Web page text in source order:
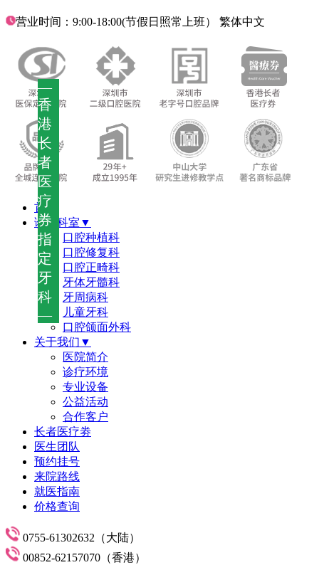
—
香
港
长
者
医
疗
券
指
定
牙
科
—
营业时间：9:00-18:00(节假日照常上班） 繁体中文
首页
诊疗科室▼
口腔种植科
口腔修复科
口腔正畸科
牙体牙髓科
牙周病科
儿童牙科
口腔颌面外科
关于我们▼
医院简介
诊疗环境
专业设备
公益活动
合作客户
长者医疗劵
医生团队
预约挂号
来院路线
就医指南
价格查询
0755-61302632（大陆）
00852-62157070（香港）